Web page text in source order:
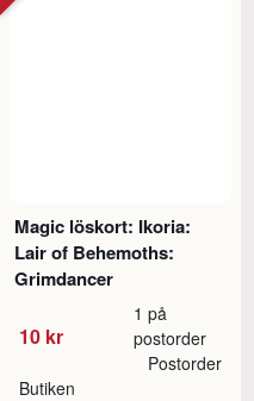
Magic löskort: Ikoria:
Lair of Behemoths:
Grimdancer
10 kr
1 på
postorder
Butiken
Postorder